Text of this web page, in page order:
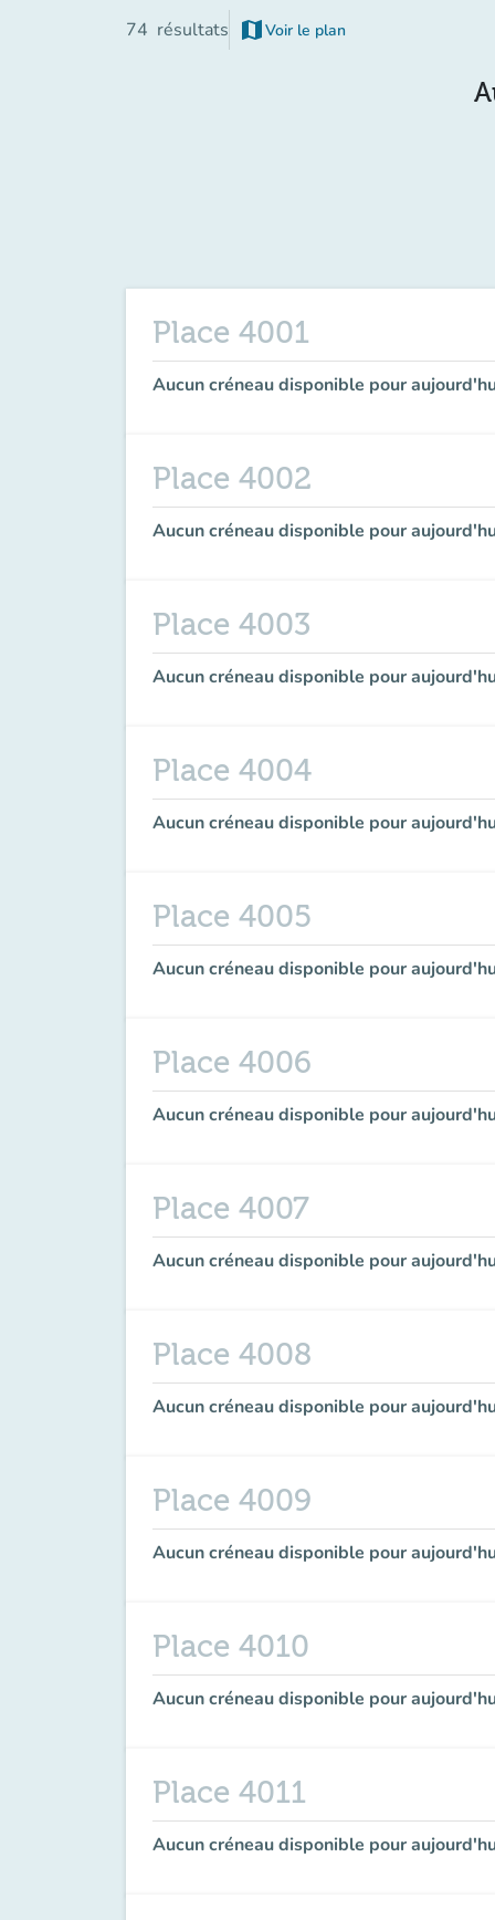
74 résultats map Voir le plan
(nouvel onglet)
Place 4001
Aucun créneau disponible pour
Place 4002
Aucun créneau disponible pour
Place 4003
Aucun créneau disponible pour
Place 4004
Aucun créneau disponible pour
Place 4005
Aucun créneau disponible pour
Place 4006
Aucun créneau disponible pour
Place 4007
Aucun créneau disponible pour
Place 4008
Aucun créneau disponible pour
Place 4009
Aucun créneau disponible pour
Place 4010
Aucun créneau disponible pour
Place 4011
Aucun créneau disponible pour